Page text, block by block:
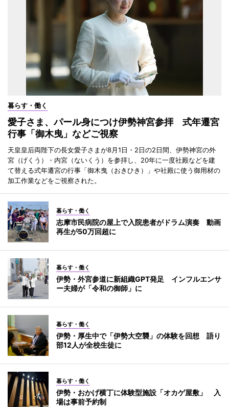
暮らす・働く
愛子さま、パール身につけ伊勢神宮参拝 式年遷宮
行事「御木曳」などご視察
天皇皇后両陛下の長女愛子さまが8月1日・2日の2日間、伊勢神宮の外
宮（げくう）・内宮（ないくう）を参拝し、20年に一度社殿などを建
て替える式年遷宮の行事「御木曳（おきひき）」や社殿に使う御用材の
加工作業などをご視察された。
暮らす・働く
志摩市民病院の屋上で入院患者がドラム演奏 動画
再生が50万回超に
暮らす・働く
伊勢・外宮参道に新組織GPT発足 インフルエンサ
ー夫婦が「令和の御師」に
暮らす・働く
伊勢・厚生中で「伊勢大空襲」の体験を回想 語り
部12人が全校生徒に
暮らす・働く
伊勢・おかげ横丁に体験型施設「オカゲ屋敷」 入
場は事前予約制